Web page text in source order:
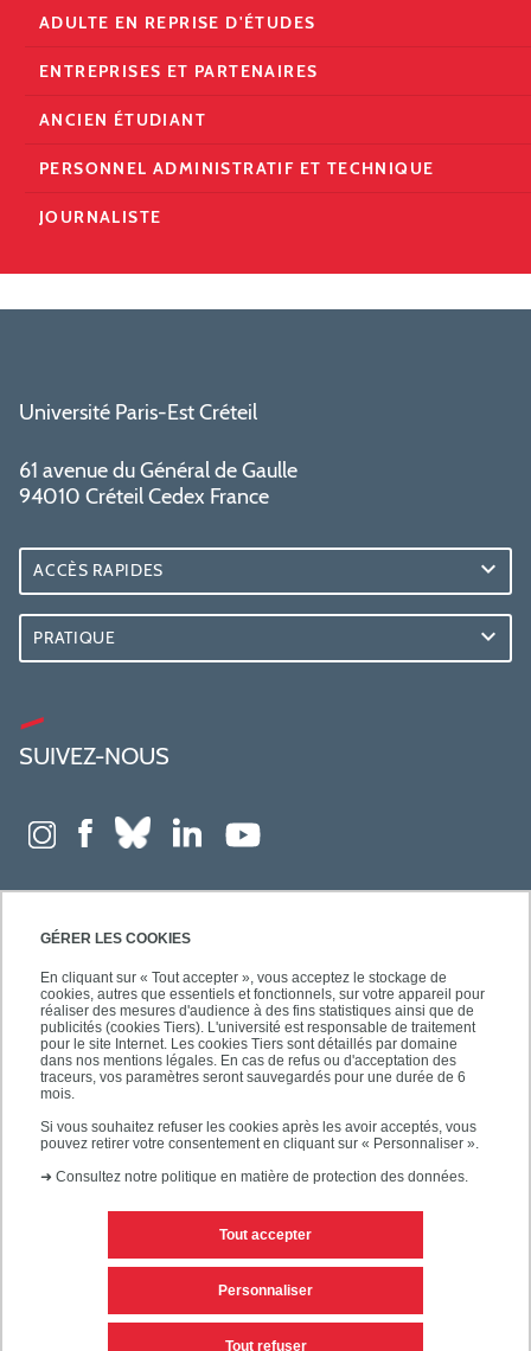
GÉRER LES COOKIES
En cliquant sur « Tout accepter », vous acceptez le stockage de
cookies, autres que essentiels et fonctionnels, sur votre appareil pour
réaliser des mesures d'audience à des fins statistiques ainsi que de
publicités (cookies Tiers). L'université est responsable de traitement
pour le site Internet. Les cookies Tiers sont détaillés par domaine
dans nos mentions légales. En cas de refus ou d'acceptation des
traceurs, vos paramètres seront sauvegardés pour une durée de 6
mois.
Si vous souhaitez refuser les cookies après les avoir acceptés, vous
pouvez retirer votre consentement en cliquant sur « Personnaliser ».
➜ Consultez notre politique en matière de protection des données.
Tout accepter
Tout refuser
Personnaliser
ADULTE EN REPRISE D'ÉTUDES
ENTREPRISES ET PARTENAIRES
ANCIEN ÉTUDIANT
PERSONNEL ADMINISTRATIF ET TECHNIQUE
JOURNALISTE
Université Paris-Est Créteil
61 avenue du Général de Gaulle
94010 Créteil Cedex France
ACCÈS RAPIDES
PRATIQUE
SUIVEZ-NOUS
Mentions légales
Personnaliser les cookies Plan du site